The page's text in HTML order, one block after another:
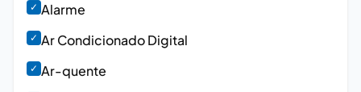
✓ Alarme
✓ Ar Condicionado Digital
✓ Ar-quente